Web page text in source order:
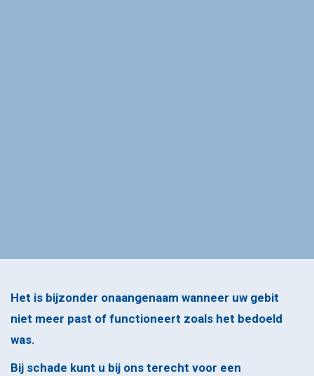
Het is bijzonder onaangenaam wanneer uw gebit
niet meer past of functioneert zoals het bedoeld
was.
Bij schade kunt u bij ons terecht voor een